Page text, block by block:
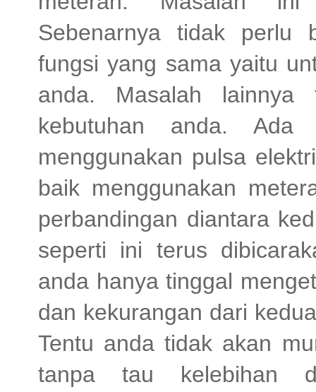
Sebenarnya tidak perlu
fungsi yang sama yaitu
anda. Masalah
kebutuhan anda.
menggunakan pulsa
baik menggunakan
perbandingan diantara
seperti ini terus
anda hanya tinggal
dan kekurangan dari
Tentu anda tidak akan
tanpa tau kelebihan